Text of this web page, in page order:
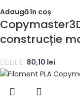
Adaugă în coș
construcție
80,10 lei